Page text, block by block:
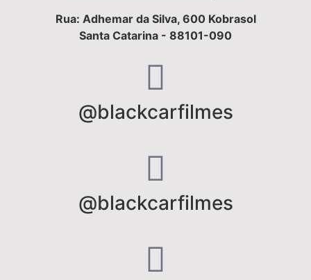
Rua: Adhemar da Silva, 600 Kobrasol
Santa Catarina - 88101-090
@blackcarfilmes
@blackcarfilmes